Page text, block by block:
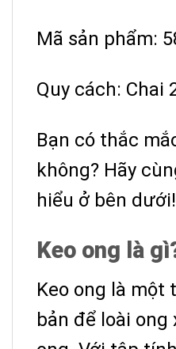
Mã sản phẩm:
Quy cách: Chai
Bạn có thắc
không? Hãy
hiểu ở bên dưới!
Keo ong là
Keo ong là một
bản để loài